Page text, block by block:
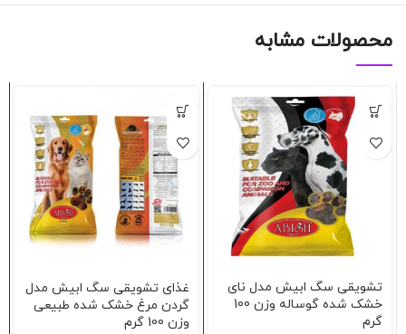
محصولات مشابه
تشویقی سگ ابیش مدل نای
خشک شده گوساله وزن 100
گرم
غذای تشویقی سگ ابیش مدل
گردن مرغ خشک شده طبیعی
وزن 100 گرم